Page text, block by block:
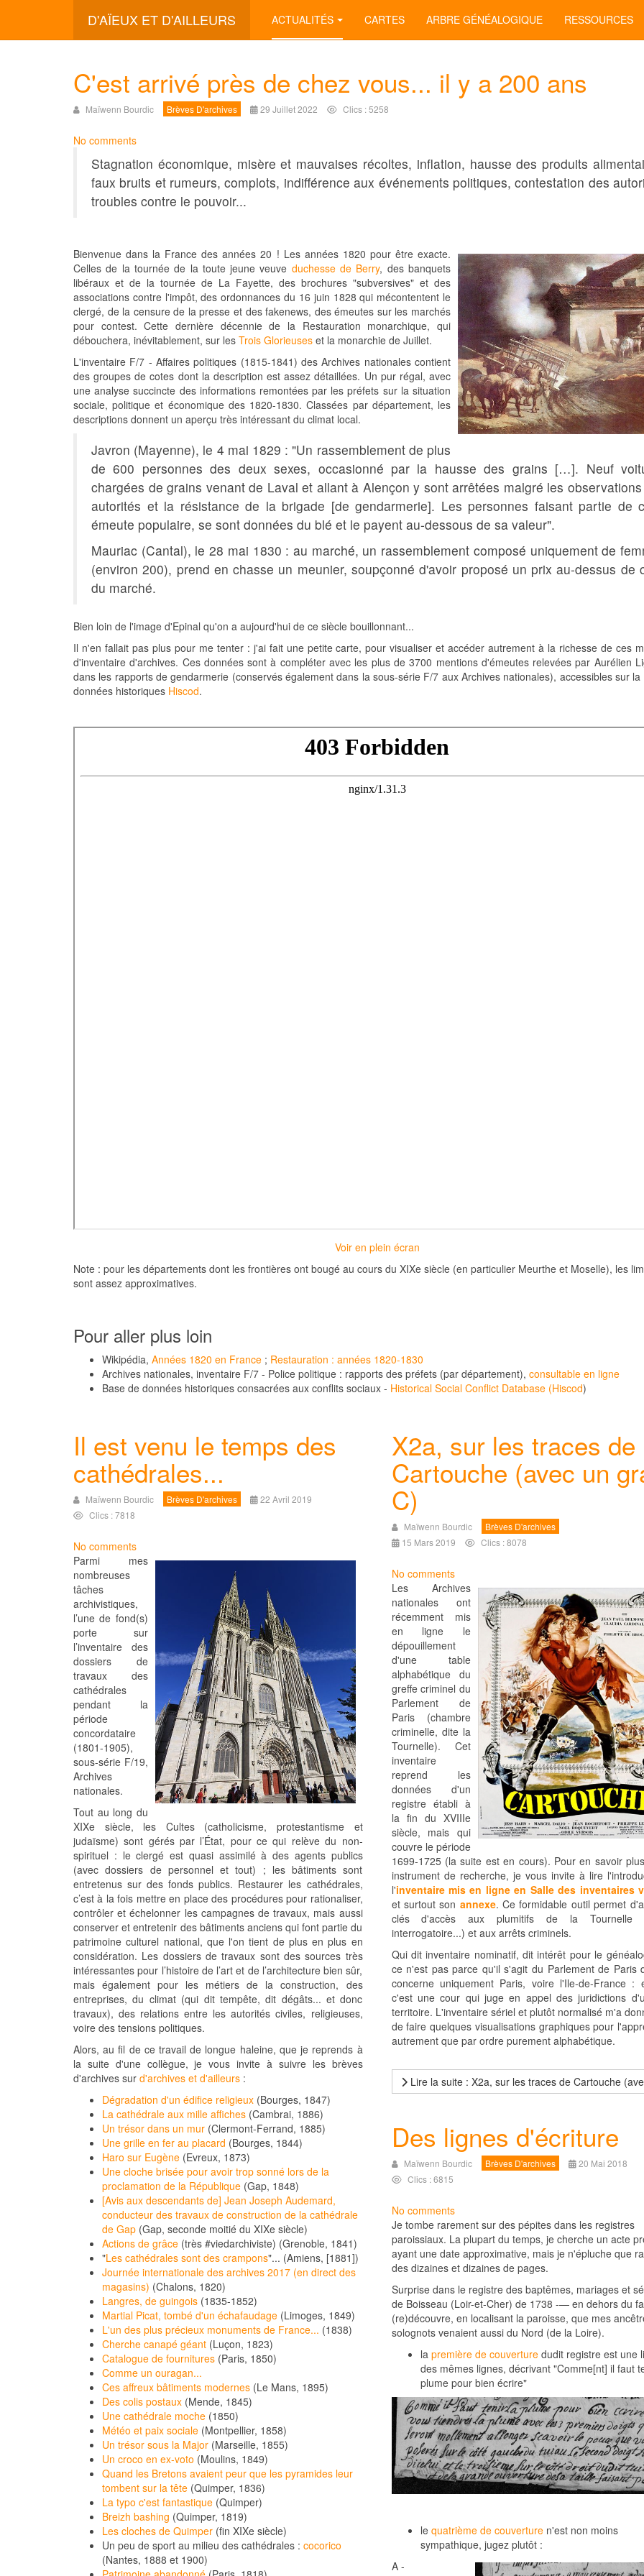
D'AÏEUX ET D'AILLEURS ACTUALITÉS CARTES ARBRE GÉNÉALOGIQUE RESSOURCES
C'est arrivé près de chez vous... il y a 200 ans
Maïwenn Bourdic Brèves D'archives 29 Juillet 2022 Clics : 5258
No comments
Stagnation économique, misère et mauvaises récoltes, inflation, hausse des produits
faux bruits et rumeurs, complots, indifférence aux événements politiques, contestation des
troubles contre le pouvoir...
Bienvenue dans la France des années 20 ! Les années 1820 pour être exacte.
Celles de la tournée de la toute jeune veuve duchesse de Berry, des banquets
libéraux et de la tournée de La Fayette, des brochures "subversives" et des
associations contre l'impôt, des ordonnances du 16 juin 1828 qui mécontentent le
clergé, de la censure de la presse et des fakenews, des émeutes sur les marchés
pour contest. Cette dernière décennie de la Restauration monarchique, qui
débouchera, inévitablement, sur les Trois Glorieuses et la monarchie de Juillet.
L'inventaire F/7 - Affaires politiques (1815-1841) des Archives nationales contient
des groupes de cotes dont la description est assez détaillées. Un pur régal, avec
une analyse succincte des informations remontées par les préfets sur la situation
sociale, politique et économique des 1820-1830. Classées par département, les
descriptions donnent un aperçu très intéressant du climat local.
Javron (Mayenne), le 4 mai 1829 : "Un rassemblement de plus
de 600 personnes des deux sexes, occasionné par la hausse des grains […]. Neuf
chargées de grains venant de Laval et allant à Alençon y sont arrêtées malgré les
autorités et la résistance de la brigade [de gendarmerie]. Les personnes faisant partie de
émeute populaire, se sont données du blé et le payent au-dessous de sa valeur".
Mauriac (Cantal), le 28 mai 1830 : au marché, un rassemblement composé uniquement de
(environ 200), prend en chasse un meunier, soupçonné d'avoir proposé un prix au-dessus de
du marché.
Bien loin de l'image d'Epinal qu'on a aujourd'hui de ce siècle bouillonnant...
Il n'en fallait pas plus pour me tenter : j'ai fait une petite carte, pour visualiser et accéder autrement à la richesse de ces
d'inventaire d'archives. Ces données sont à compléter avec les plus de 3700 mentions d'émeutes relevées par Aurélien
dans les rapports de gendarmerie (conservés également dans la sous-série F/7 aux Archives nationales), accessibles sur
données historiques Hiscod.
Voir en plein écran
Note : pour les départements dont les frontières ont bougé au cours du XIXe siècle (en particulier Meurthe et Moselle), les
sont assez approximatives.
Pour aller plus loin
Wikipédia, Années 1820 en France ; Restauration : années 1820-1830
Archives nationales, inventaire F/7 - Police politique : rapports des préfets (par département), consultable en ligne
Base de données historiques consacrées aux conflits sociaux - Historical Social Conflict Database (Hiscod)
Il est venu le temps des
cathédrales...
Maïwenn Bourdic Brèves D'archives
22 Avril 2019
Clics : 7818
No comments
Parmi mes
nombreuses
tâches
archivistiques,
l’une de fond(s)
porte sur
l’inventaire des
dossiers de
travaux des
cathédrales
pendant la
période
concordataire
(1801-1905),
sous-série F/19,
Archives
nationales.
Tout au long du
XIXe siècle, les Cultes (catholicisme, protestantisme et
judaïsme) sont gérés par l’État, pour ce qui relève du non-
spirituel : le clergé est quasi assimilé à des agents publics
(avec dossiers de personnel et tout) ; les bâtiments sont
entretenus sur des fonds publics. Restaurer les cathédrales,
c’est à la fois mettre en place des procédures pour rationaliser,
contrôler et échelonner les campagnes de travaux, mais aussi
conserver et entretenir des bâtiments anciens qui font partie du
patrimoine culturel national, que l'on tient de plus en plus en
considération. Les dossiers de travaux sont des sources très
intéressantes pour l’histoire de l’art et de l’architecture bien sûr,
mais également pour les métiers de la construction, des
entreprises, du climat (qui dit tempête, dit dégâts... et donc
travaux), des relations entre les autorités civiles, religieuses,
voire des tensions politiques.
Alors, au fil de ce travail de longue haleine, que je reprends à
la suite d'une collègue, je vous invite à suivre les brèves
d'archives sur d'archives et d'ailleurs :
Dégradation d'un édifice religieux (Bourges, 1847)
La cathédrale aux mille affiches (Cambrai, 1886)
Un trésor dans un mur (Clermont-Ferrand, 1885)
Une grille en fer au placard (Bourges, 1844)
Haro sur Eugène (Evreux, 1873)
Une cloche brisée pour avoir trop sonné lors de la
proclamation de la République (Gap, 1848)
[Avis aux descendants de] Jean Joseph Audemard,
conducteur des travaux de construction de la cathédrale
de Gap (Gap, seconde moitié du XIXe siècle)
Actions de grâce (très #viedarchiviste) (Grenoble, 1841)
"Les cathédrales sont des crampons"... (Amiens, [1881])
Journée internationale des archives 2017 (en direct des
magasins) (Chalons, 1820)
Langres, de guingois (1835-1852)
Martial Picat, tombé d'un échafaudage (Limoges, 1849)
L'un des plus précieux monuments de France... (1838)
Cherche canapé géant (Luçon, 1823)
Catalogue de fournitures (Paris, 1850)
Comme un ouragan...
Ces affreux bâtiments modernes (Le Mans, 1895)
Des colis postaux (Mende, 1845)
Une cathédrale moche (1850)
Météo et paix sociale (Montpellier, 1858)
Un trésor sous la Major (Marseille, 1855)
Un croco en ex-voto (Moulins, 1849)
Quand les Bretons avaient peur que les pyramides leur
tombent sur la tête (Quimper, 1836)
La typo c'est fantastique (Quimper)
Breizh bashing (Quimper, 1819)
Les cloches de Quimper (fin XIXe siècle)
Un peu de sport au milieu des cathédrales : cocorico
(Nantes, 1888 et 1900)
X2a, sur les traces de
Cartouche (avec un
C)
Maïwenn Bourdic
Brèves D'archives
15 Mars 2019
Clics : 8078
No comments
Les Archives
nationales ont
récemment mis
en ligne le
dépouillement
d'une table
alphabétique du
greffe criminel du
Parlement de
Paris (chambre
criminelle, dite la
Tournelle). Cet
inventaire
reprend les
données d'un
registre établi à
la fin du XVIIIe
siècle, mais qui
couvre le période
1699-1725 (la suite est en cours). Pour en savoir
instrument de recherche, je vous invite à lire
l'inventaire mis en ligne en Salle des inventaires
et surtout son annexe. Ce formidable outil permet
clés d'accès aux plumitifs de la Tournelle
interrogatoire...) et aux arrêts criminels.
Qui dit inventaire nominatif, dit intérêt pour le
ce n'est pas parce qu'il s'agit du Parlement de Paris
concerne uniquement Paris, voire l'Ile-de-France :
c'est une cour qui juge en appel des juridictions
territoire. L'inventaire sériel et plutôt normalisé m'a
de faire quelques visualisations graphiques pour
autrement que par ordre purement alphabétique.
Lire la suite : X2a, sur les traces de Cartouche
Des lignes d'écriture
Maïwenn Bourdic Brèves D'archives
20 Mai 2018
Clics : 6815
No comments
Je tombe rarement sur des pépites dans les registres
paroissiaux. La plupart du temps, je cherche un acte
ayant une date approximative, mais je n'épluche que
des dizaines et dizaines de pages.
Surprise dans le registre des baptêmes, mariages et
de Boisseau (Loir-et-Cher) de 1738 -— en dehors du
(re)découvre, en localisant la paroisse, que mes
solognots venaient aussi du Nord (de la Loire).
la première de couverture dudit registre est une
des mêmes lignes, décrivant "Comme[nt] il faut
plume pour bien écrire"
le quatrième de couverture n'est non moins
sympathique, jugez plutôt :
A -